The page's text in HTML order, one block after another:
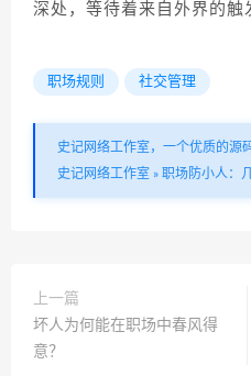
深处，等待着来自外界的触
职场规则 社交管理
史记网络工作室，一个优质的源
史记网络工作室 » 职场防小人：
上一篇
坏人为何能在职场中春风得
意？